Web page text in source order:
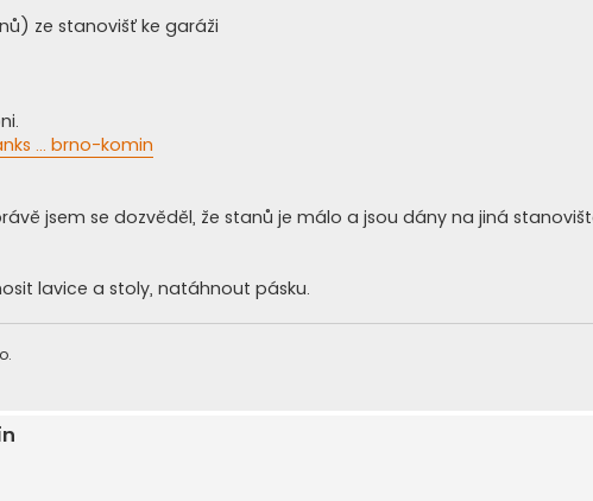
ze stanovišť ke garáži
... brno-komin
jsem se dozvěděl, že stanů je málo a jsou dány na jiná
lavice a stoly, natáhnout pásku.